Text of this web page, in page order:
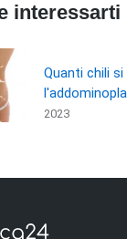
interessarti
Quanti chili
2023